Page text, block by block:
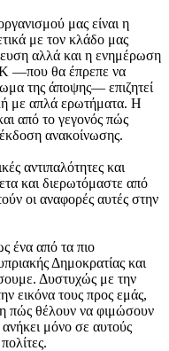
μας είναι η
με τον κλάδο μας
αλλά και η ενημέρωση
—που θα έπρεπε να
της άποψης— επιζητεί
με απλά ερωτήματα. Η
από το γεγονός πώς
ανακοίνωσης.
αντιπαλότητες και
και διερωτόμαστε από
οι αναφορές αυτές στην
ένα από τα πιο
Δημοκρατίας και
Δυστυχώς με την
εικόνα τους προς εμάς,
πώς θέλουν να φιμώσουν
μόνο σε αυτούς